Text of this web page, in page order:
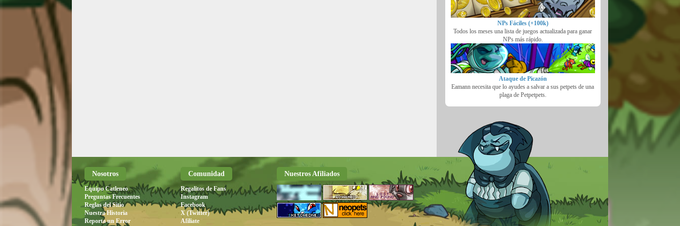
NPs Fáciles (+100k)
Todos los meses una lista de juegos actualizada para ganar
NPs más rápido.
Ataque de Picazón
Eamann necesita que lo ayudes a salvar a sus petpets de una
plaga de Petpetpets.
Nosotros
Equipo Catleneo
Preguntas Frecuentes
Reglas del Sitio
Nuestra Historia
Reporta un Error
Comunidad
Regalitos de Fans
Instagram
Facebook
X (Twitter)
Afiliate
Nuestros Afiliados